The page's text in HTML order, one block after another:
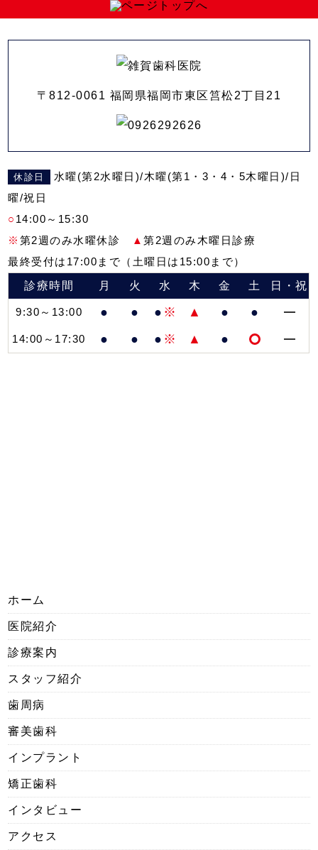
〒812-0061 福岡県福岡市東区筥松2丁目21
休診日
水曜(第2水曜日)/木曜(第1・3・4・5木曜日)/日
曜/祝日
○ 14:00～15:30
※ 第2週のみ水曜休診 ▲第2週のみ木曜日診療
最終受付は17:00まで（土曜日は15:00まで）
診療時間
月 火 水 木 金 土 日・祝
9:30～13:00 ● ● ● ※ ▲ ● ●
14:00～17:30 ● ● ● ※ ▲ ●
ホーム
医院紹介
診療案内
スタッフ紹介
歯周病
審美歯科
インプラント
矯正歯科
インタビュー
アクセス